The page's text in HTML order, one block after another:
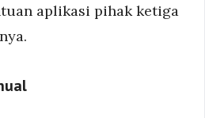
aplikasi pihak ketiga